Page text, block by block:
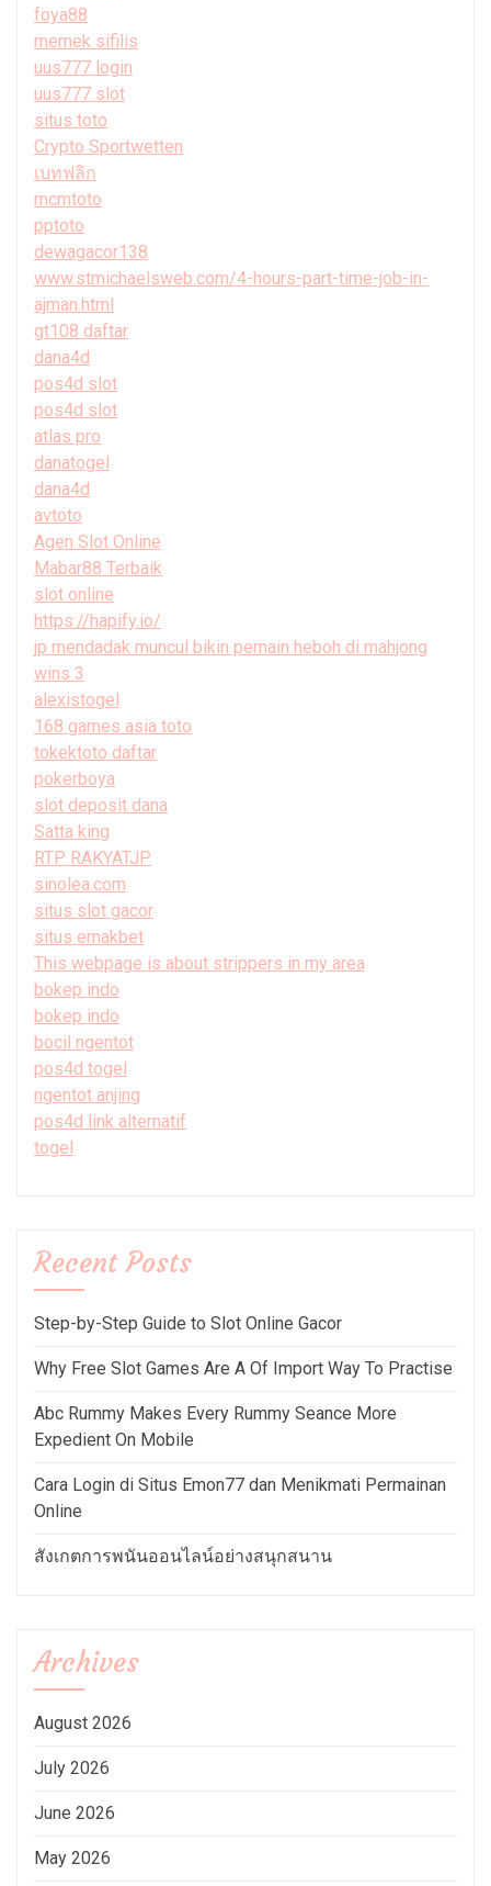
foya88
memek sifilis
uus777 login
uus777 slot
situs toto
Crypto Sportwetten
เบทฟลิก
mcmtoto
pptoto
dewagacor138
www.stmichaelsweb.com/4-hours-part-time-job-in-
ajman.html
gt108 daftar
dana4d
pos4d slot
pos4d slot
atlas pro
danatogel
dana4d
avtoto
Agen Slot Online
Mabar88 Terbaik
slot online
https://hapify.io/
jp mendadak muncul bikin pemain heboh di mahjong
wins 3
alexistogel
168 games asia toto
tokektoto daftar
pokerboya
slot deposit dana
Satta king
RTP RAKYATJP
sinolea.com
situs slot gacor
situs emakbet
This webpage is about strippers in my area
bokep indo
bokep indo
bocil ngentot
pos4d togel
ngentot anjing
pos4d link alternatif
togel
Recent Posts
Step-by-Step Guide to Slot Online Gacor
Why Free Slot Games Are A Of Import Way To Practise
Abc Rummy Makes Every Rummy Seance More
Expedient On Mobile
Cara Login di Situs Emon77 dan Menikmati Permainan
Online
สังเกตการพนันออนไลน์อย่างสนุกสนาน
Archives
August 2026
July 2026
June 2026
May 2026